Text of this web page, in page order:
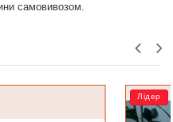
самовивозом.